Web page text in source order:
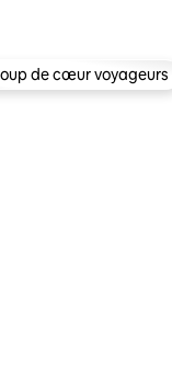
5
de cœur voyageurs
de cœur voyageurs